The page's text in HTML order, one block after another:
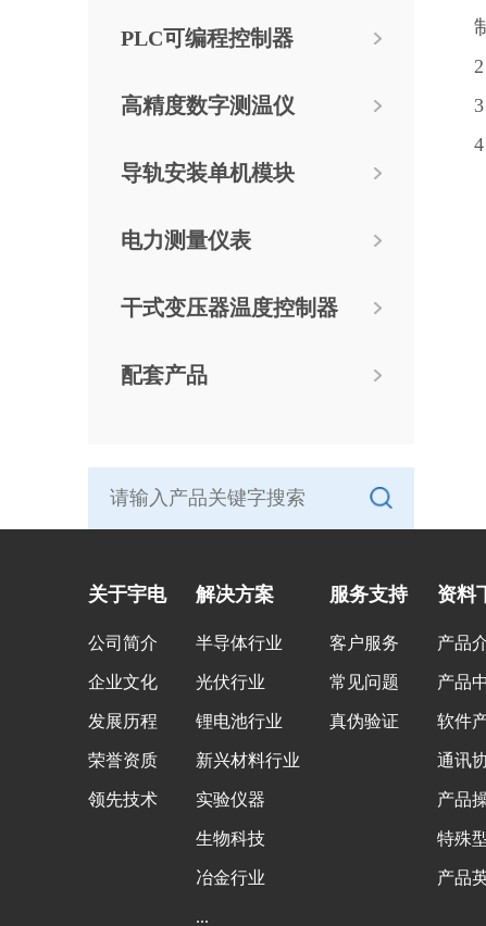
PLC可编程控制器
高精度数字测温仪
导轨安装单机模块
电力测量仪表
干式变压器温度控制器
配套产品
关于宇电
公司简介
企业文化
发展历程
荣誉资质
领先技术
解决方案
半导体行业
光伏行业
锂电池行业
新兴材料行业
实验仪器
生物科技
冶金行业
...
服务支持
客户服务
常见问题
真伪验证
资料
产品
产品
软件
通讯
产品
特殊
产品